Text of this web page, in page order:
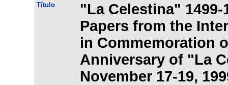
Título
"La Celestina" 1499-
Papers from the
in Commemoration
Anniversary of "La
November 17-19,